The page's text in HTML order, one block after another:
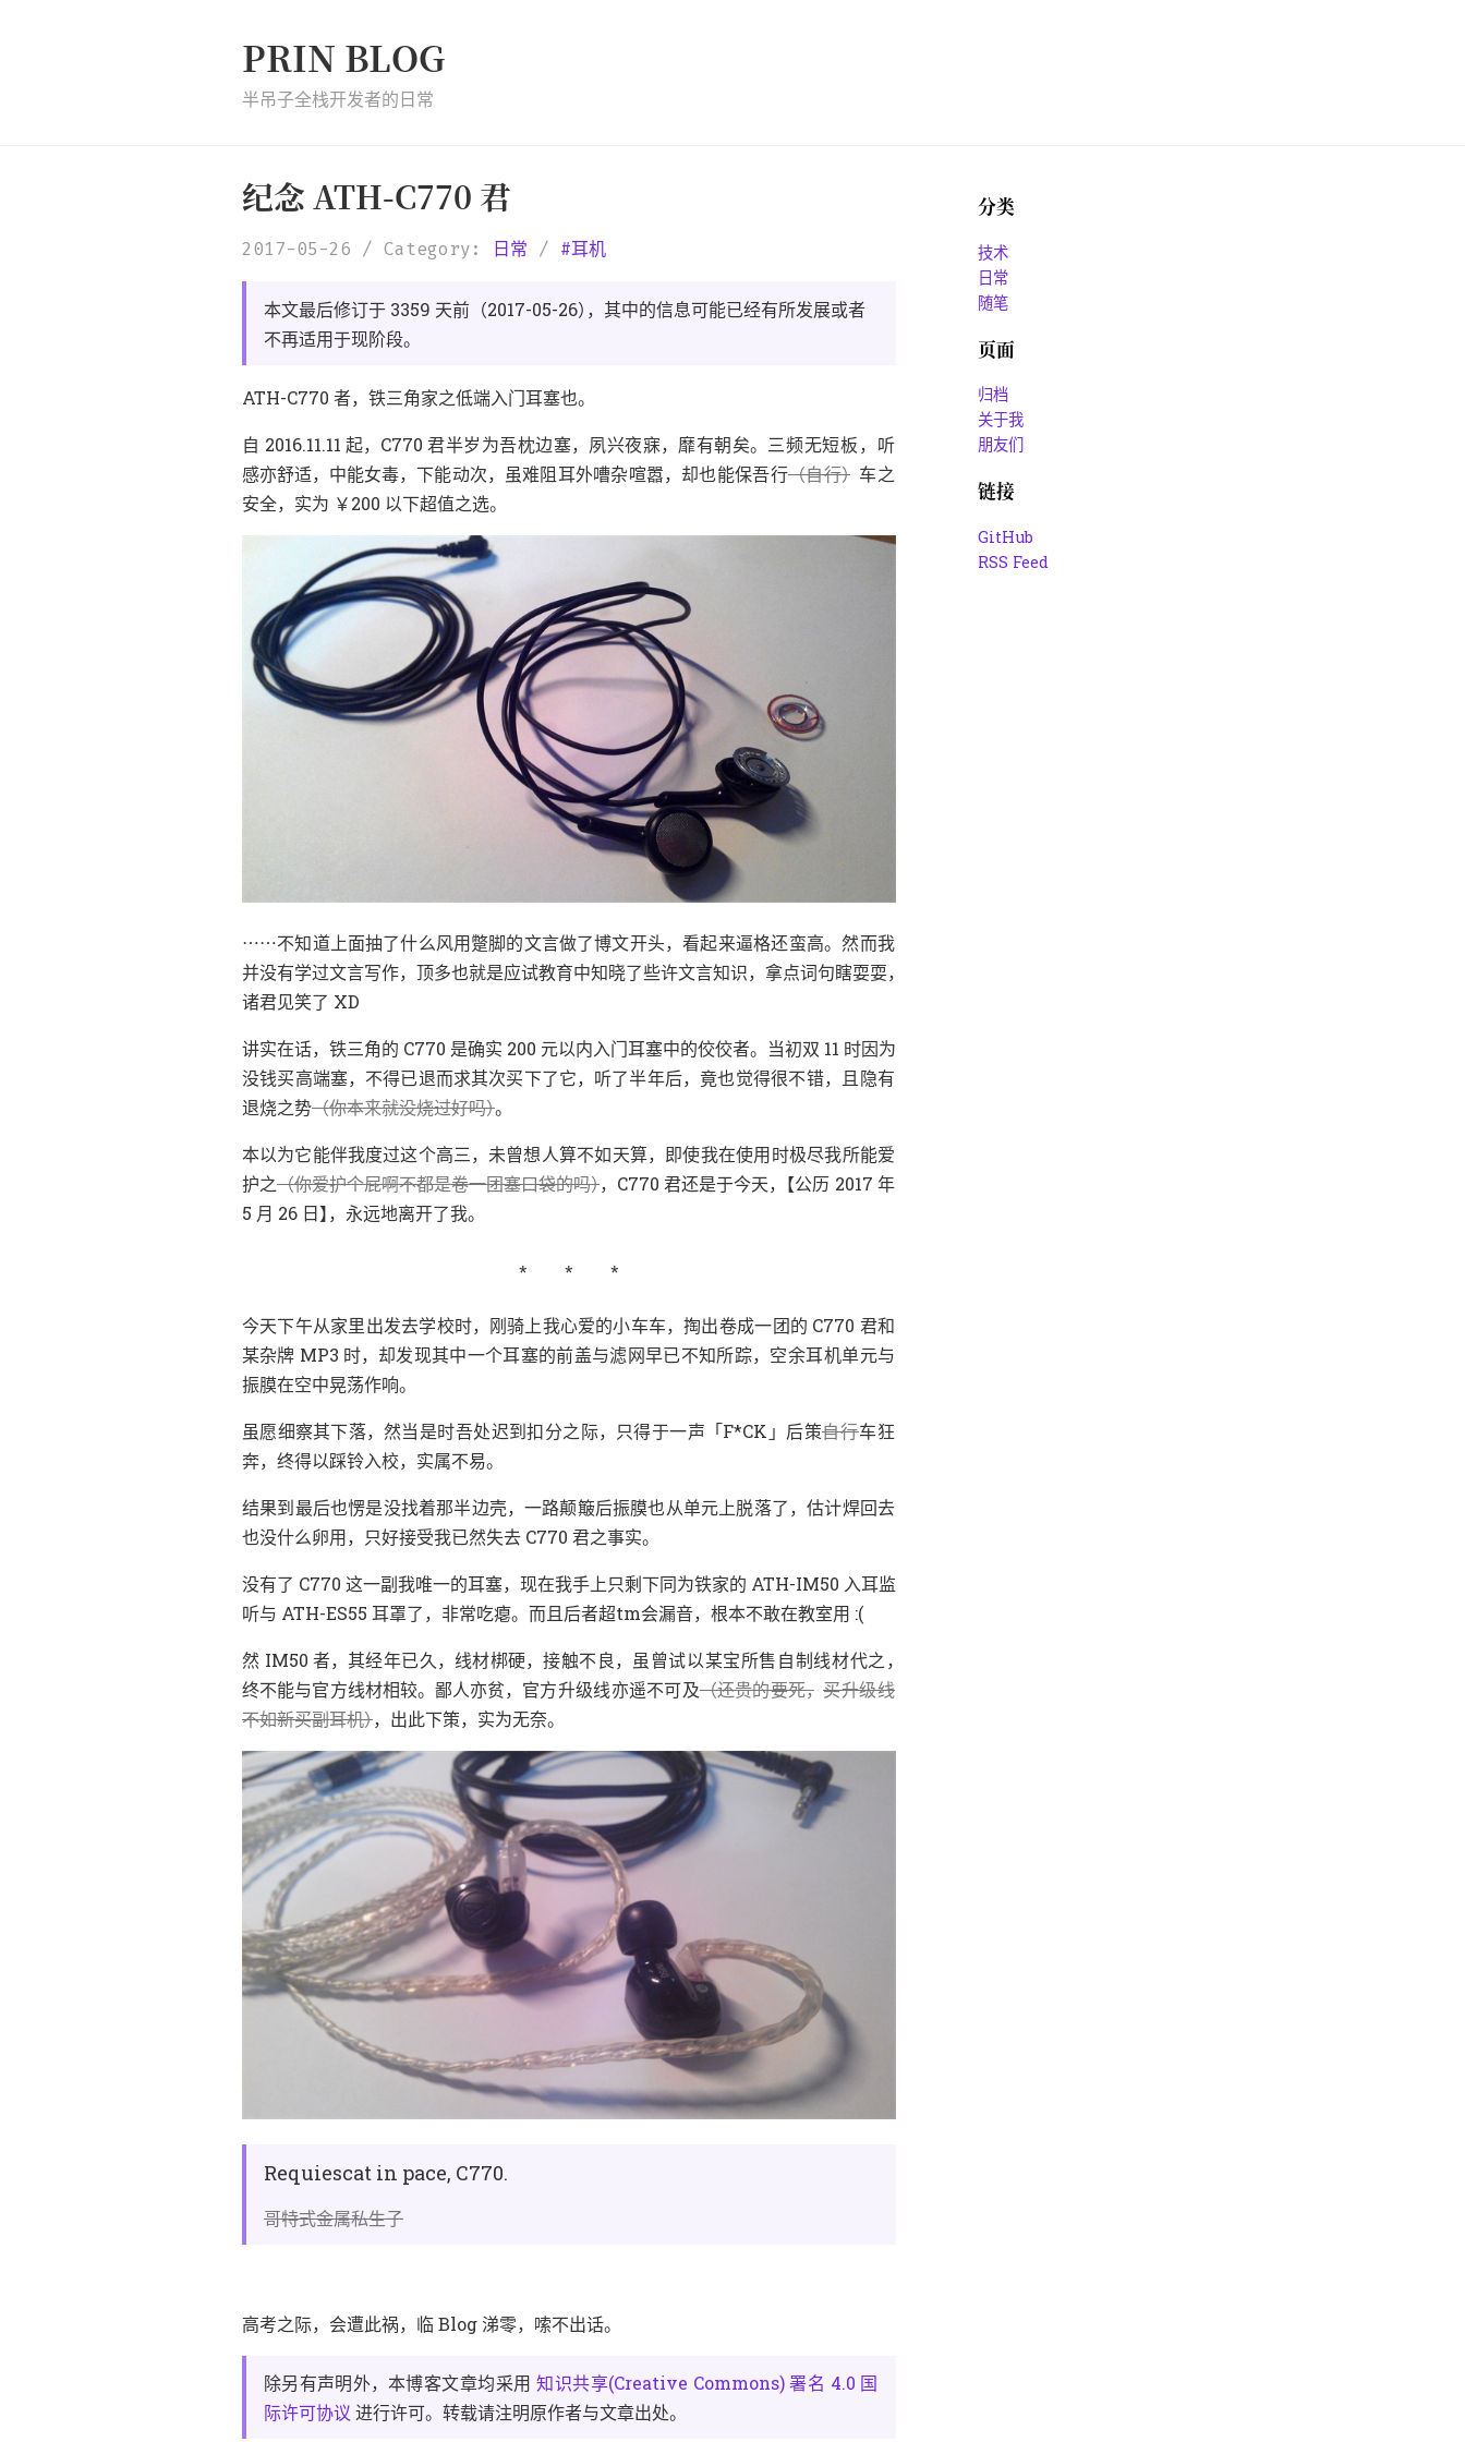
PRIN BLOG
半吊子全栈开发者的日常
纪念 ATH-C770 君
2017-05-26 Category: 日常 耳机
本文最后修订于 3359 天前 （2017-05-26） ， 其中的信息可能已经有所发展或者
不再适用于现阶段。
ATH-C770 者， 铁三角家之低端入门耳塞也。
自 2016.11.11 起， C770 君半岁为吾枕边塞， 夙兴夜寐， 靡有朝矣。 三频无短板， 听
感亦舒适， 中能女毒， 下能动次， 虽难阻耳外嘈杂喧嚣， 却也能保吾行（自行） 车之
安全， 实为 ￥200 以下超值之选。
……不知道上面抽了什么风用蹩脚的文言做了博文开头， 看起来逼格还蛮高。 然而我
并没有学过文言写作， 顶多也就是应试教育中知晓了些许文言知识， 拿点词句瞎耍耍，
诸君见笑了 XD
讲实在话， 铁三角的 C770 是确实 200 元以内入门耳塞中的佼佼者。 当初双 11 时因为
没钱买高端塞， 不得已退而求其次买下了它， 听了半年后， 竟也觉得很不错， 且隐有
退烧之势（你本来就没烧过好吗）。
本以为它能伴我度过这个高三， 未曾想人算不如天算， 即使我在使用时极尽我所能爱
护之（你爱护个屁啊不都是卷一团塞口袋的吗）， C770 君还是于今天， 【公历 2017 年
5 月 26 日】， 永远地离开了我。
今天下午从家里出发去学校时， 刚骑上我心爱的小车车， 掏出卷成一团的 C770 君和
某杂牌 MP3 时， 却发现其中一个耳塞的前盖与滤网早已不知所踪， 空余耳机单元与
振膜在空中晃荡作响。
虽愿细察其下落， 然当是时吾处迟到扣分之际， 只得于一声 「F*CK 」 后策自行车狂
奔， 终得以踩铃入校， 实属不易。
结果到最后也愣是没找着那半边壳， 一路颠簸后振膜也从单元上脱落了， 估计焊回去
也没什么卵用， 只好接受我已然失去 C770 君之事实。
没有了 C770 这一副我唯一的耳塞， 现在我手上只剩下同为铁家的 ATH-IM50 入耳监
听与 ATH-ES55 耳罩了， 非常吃瘪。 而且后者超tm会漏音， 根本不敢在教室用 :(
然 IM50 者， 其经年已久， 线材梆硬， 接触不良， 虽曾试以某宝所售自制线材代之，
终不能与官方线材相较。 鄙人亦贫， 官方升级线亦遥不可及（还贵的要死， 买升级线
不如新买副耳机）， 出此下策， 实为无奈。
Requiescat in pace, C770.
哥特式金属私生子
高考之际， 会遭此祸， 临 Blog 涕零， 嗦不出话。
除另有声明外， 本博客文章均采用 知识共享(Creative Commons) 署名 4.0 国
际许可协议 进行许可。 转载请注明原作者与文章出处。
分类
技术
日常
随笔
页面
归档
关于我
朋友们
链接
GitHub
RSS Feed